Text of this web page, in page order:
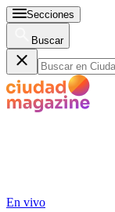
Secciones
Buscar
En vivo